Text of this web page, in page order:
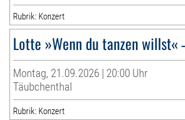
Rubrik: Konzert
Lotte »Wenn du tanzen willst«
Montag, 21.09.2026 | 20:00 Uhr
Täubchenthal
Rubrik: Konzert